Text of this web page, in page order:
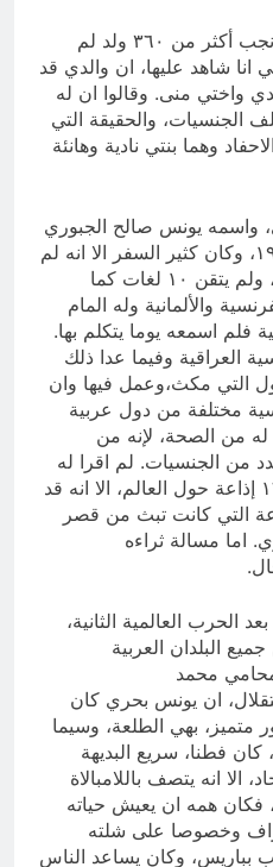
كما انهم ادعوا ان والدي قد أنجب أكثر من ٣٦٠ ولد لم
شاهد عليها، ان والدي قد
واختي منى. وقالوا ان له
من مختلف الجنسيات، والحقيقة التي
وهما بنتي نادية وهانئة
واسمه يونس صالح الجبوري
ولد في الموصل في عام ١٩٠٠، وكان كثير السفر الا انه لم
يسافر الى جميع انحاء العالم، ولم يتقن ١٠ لغات كما
والألمانية وله المام
فلم اسمعه يوما يتكلم بها.
العراقية وفيما عدا ذلك
التي مكث،وعمل فيها وان
على أكثر من ١٧ جنسية مختلفة من دول عربية
من الصحة، لإنه من
من الجنسيات. لم اقرا له
كتابا من تأليفه ولم يؤسس ١٦ إذاعة حول العالم، الا انه قد
التي كانت تبث من قصر
اما مسالة ثراءه
الحرب العالمية الثانية،
البلدان العربية
محمد
ان يونس بحري كان
بهي الطلعة، وسيما
فطنا، سريع البديهة
الا انه يتصف باللامبالاة
فكان همه ان يعيش حياته
وخصوصا على شلته
بباريس، وكان يساعد الناس